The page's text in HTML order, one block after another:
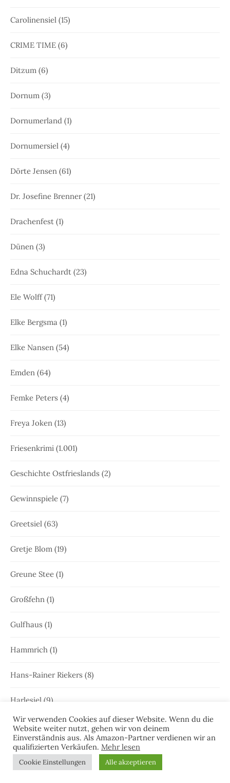
Carolinensiel (15)
CRIME TIME (6)
Ditzum (6)
Dornum (3)
Dornumerland (1)
Dornumersiel (4)
Dörte Jensen (61)
Dr. Josefine Brenner(21)
Drachenfest (1)
Dünen (3)
Edna Schuchardt (23)
Ele Wolff(71)
Elke Bergsma (1)
Elke Nansen (54)
Emden (64)
Femke Peters (4)
Freya Joken (13)
Friesenkrimi (1.001)
Geschichte Ostfrieslands (2)
Gewinnspiele (7)
Greetsiel (63)
Gretje Blom (19)
Greune Stee (1)
Großfehn (1)
Gulfhaus (1)
Hammrich (1)
Hans-Rainer Riekers (8)
Harlesiel (9)
Hauke Holjansen(5)
Hedda Böttcher(23)
Wir verwenden Cookies auf dieser Website. Wenn du die
Website weiter nutzt, gehen wir von deinem
Einverständnis aus. Als Amazon-Partner verdienen wir an
qualifizierten Verkäufen. Mehr lesen
Cookie Einstellungen Alle akzeptieren